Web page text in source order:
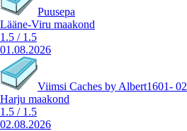
Puusepa
Lääne-Viru maakond
1.5 / 1.5
01.08.2026
Viimsi Caches by Albert1601- 02
Harju maakond
1.5 / 1.5
02.08.2026